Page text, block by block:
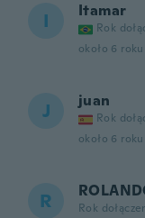
I Itamar
Rok
około 6
J juan
Rok
około 6
R Rok